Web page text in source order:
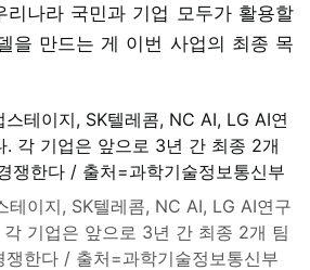
리나라 국민과 기업 모두가 활용할
을 만드는 게 이번 사업의 최종 목
테이지, SK텔레콤, NC AI, LG AI연구
기업은 앞으로 3년 간 최종 2개 팀
쟁한다 / 출처=과학기술정보통신부